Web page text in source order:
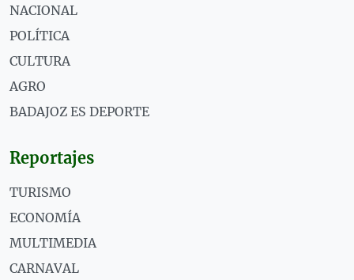
NACIONAL
POLÍTICA
CULTURA
AGRO
BADAJOZ ES DEPORTE
Reportajes
TURISMO
ECONOMÍA
MULTIMEDIA
CARNAVAL